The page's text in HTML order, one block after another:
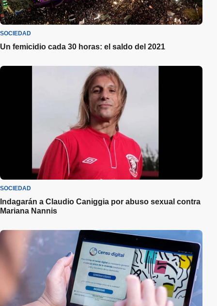
SOCIEDAD
Un femicidio cada 30 horas: el saldo del 2021
SOCIEDAD
Indagarán a Claudio Caniggia por abuso sexual contra
Mariana Nannis